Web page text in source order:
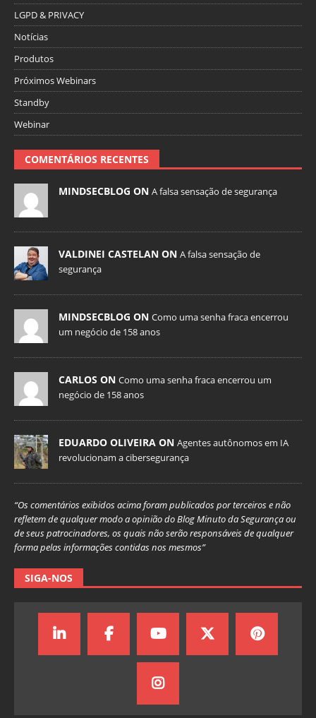
LGPD & PRIVACY
Notícias
Produtos
Próximos Webinars
Standby
Webinar
COMENTÁRIOS RECENTES
MINDSECBLOG ON A falsa sensação de segurança
VALDINEI CASTELAN ON A falsa sensação de
segurança
MINDSECBLOG ON Como uma senha fraca encerrou
um negócio de 158 anos
CARLOS ON Como uma senha fraca encerrou um
negócio de 158 anos
EDUARDO OLIVEIRA ON Agentes autônomos em IA
revolucionam a cibersegurança
“Os comentários exibidos acima foram publicados por terceiros e não
refletem de qualquer modo a opinião do Blog Minuto da Segurança ou
de seus patrocinadores, os quais não serão responsáveis de qualquer
forma pelas informações contidas nos mesmos”
SIGA-NOS